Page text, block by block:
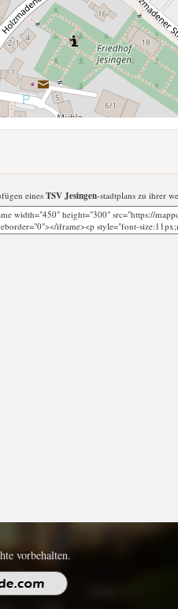
eines TSV Jesingen-stadtplans zu ihrer
vorbehalten.